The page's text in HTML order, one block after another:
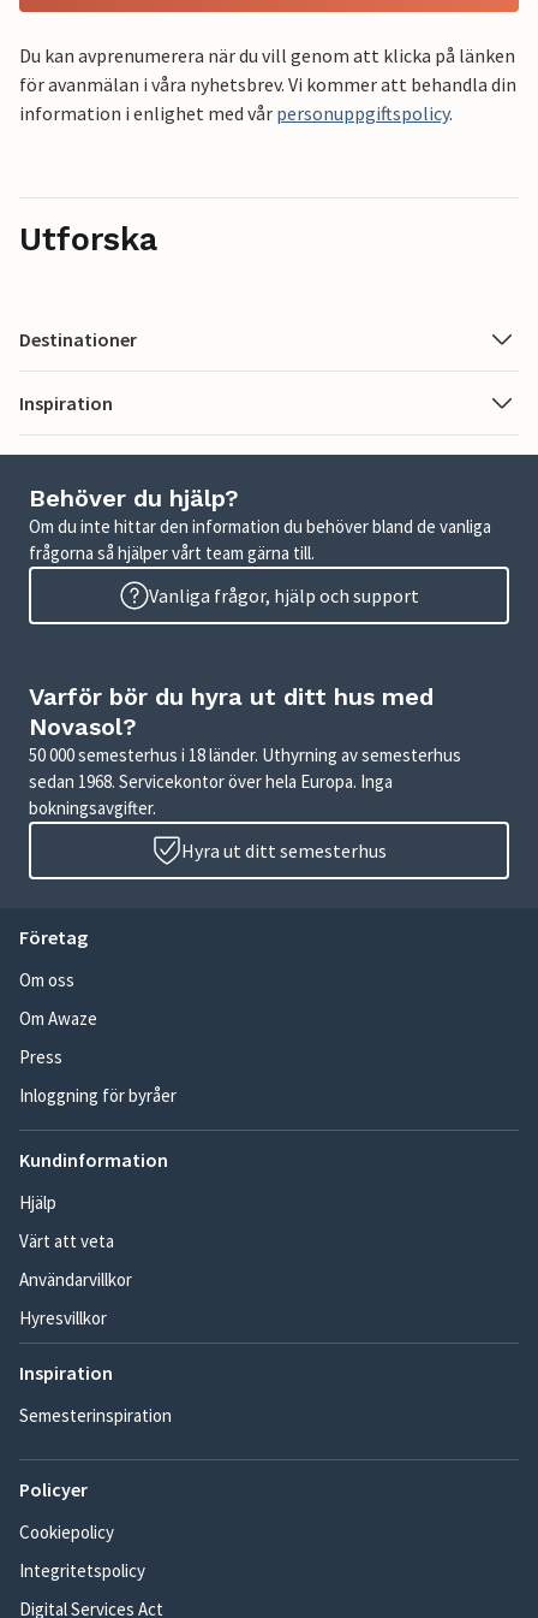
Du kan avprenumerera när du vill genom att klicka på länken
för avanmälan i våra nyhetsbrev. Vi kommer att behandla din
information i enlighet med vår personuppgiftspolicy.
Utforska
Destinationer
Inspiration
Behöver du hjälp?
Om du inte hittar den information du behöver bland de vanliga
frågorna så hjälper vårt team gärna till.
Vanliga frågor, hjälp och support
Varför bör du hyra ut ditt hus med
Novasol?
50 000 semesterhus i 18 länder. Uthyrning av semesterhus
sedan 1968. Servicekontor över hela Europa. Inga
bokningsavgifter.
Hyra ut ditt semesterhus
Företag
Om oss
Om Awaze
Press
Inloggning för byråer
Kundinformation
Hjälp
Värt att veta
Användarvillkor
Hyresvillkor
Inspiration
Semesterinspiration
Policyer
Cookiepolicy
Integritetspolicy
Digital Services Act